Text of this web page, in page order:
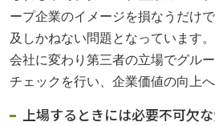
ープ企業のイメージを損なうだけ
及しかねない問題となっています
会社に変わり第三者の立場でグル
チェックを行い、企業価値の向上
上場するときには必要不可欠